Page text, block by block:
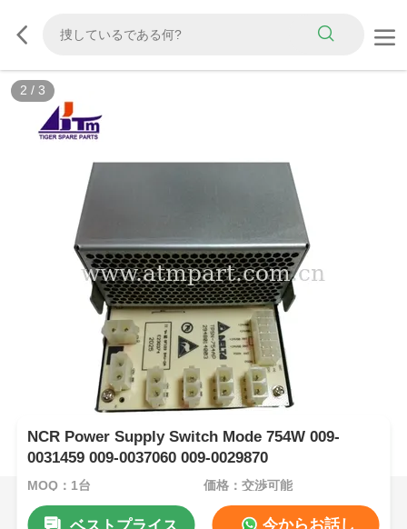
2 / 3
NCR Power Supply Switch Mode 754W 009-
0031459 009-0037060 009-0029870
MOQ：1台 価格：交渉可能
今からお話し